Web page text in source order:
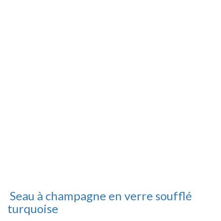
Seau à champagne en verre soufflé
turquoise